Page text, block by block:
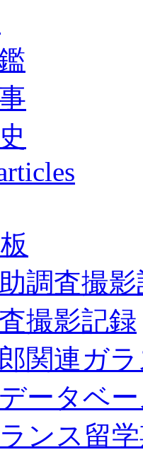
調査撮
撮影記録
関連ガ
ータベ
ンス留